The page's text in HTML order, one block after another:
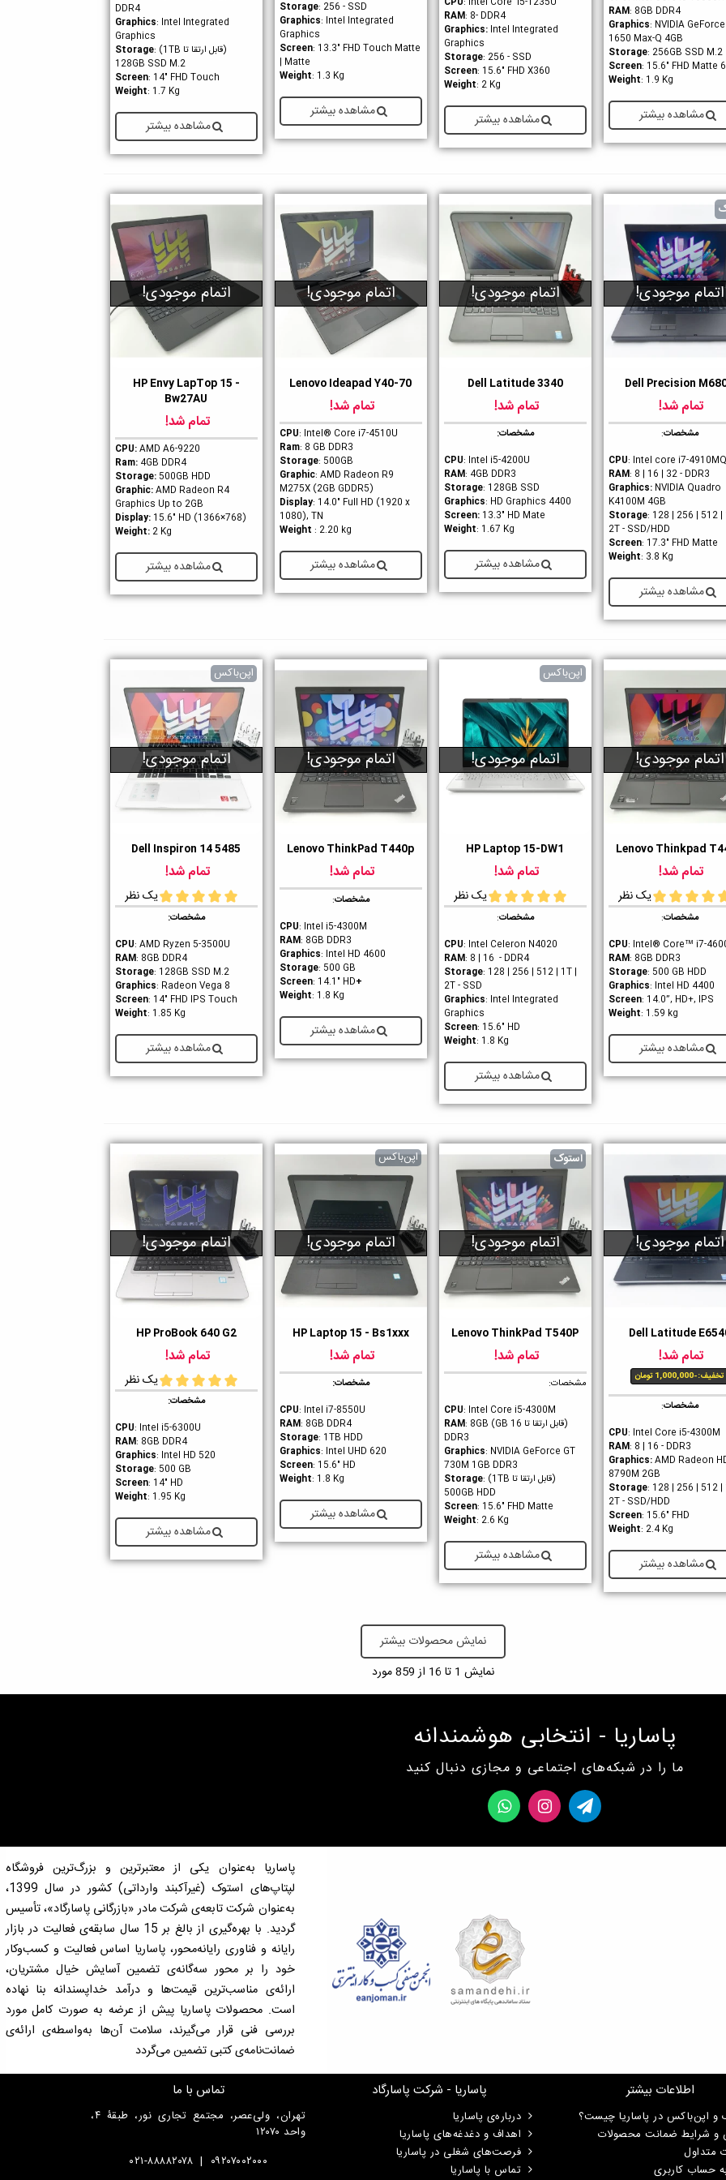
RAM: 8GB DDR4
Graphics: NVIDIA
1650 Max-Q 4GB
Storage: 256GB SSD M.2
Screen: 15.6" FHD Matte
Weight: 1.9 Kg
مشاهده بیشتر
RAM: 8- DDR4
Graphics:Intel Integrated
Graphics
Storage: 256 - SSD
Screen: 15.6" FHD X360
Weight: 2 Kg
مشاهده بیشتر
Storage: 256 - SSD
Graphics: Intel Integrated
Graphics
Screen: 13.3" FHD Touch Matte
| Matte
Weight: 1.3 Kg
مشاهده بیشتر
DDR4
Graphics: Intel Integrated
Graphics
(قابل ارتقا تا 1TB)
:
128GB SSD M.2
Screen: 14" FHD Touch
Weight: 1.7 Kg
مشاهده بیشتر
اتمام موجودی!
داشتنDell Precision
تمام شد!
مشخصات:
CPU: Intel core i7-4910MQ
RAM: 8 | 16 | 32 - DDR3
Graphics: NVIDIA Quadro
K4100M 4GB
Storage: 128 | 256 | 512 |
2T - SSD/HDD
Screen: 17.3" FHD Matte
Weight: 3.8 Kg
مشاهده بیشتر
اتمام موجودی!
دوست داشتن
Dell Latitude 3340
تمام شد!
مشخصات:
CPU: Intel i5-4200U
RAM: 4GB DDR3
Storage: 128GB SSD
Graphics: HD Graphics 4400
Screen:13.3" HD Mate
Weight: 1.67 Kg
مشاهده بیشتر
اتمام موجودی!
دوست داشتن
Lenovo Ideapad Y40-70
تمام شد!
CPU: Intel® Core i7-4510U
Ram: 8 GB DDR3
Storage: 500GB
Graphic: AMD Radeon R9
M275X (2GB GDDR5)
Display: 14.0" Full HD (1920 x
1080), TN
Weight : 2.20 kg
مشاهده بیشتر
اتمام موجودی!
دوست داشتن
HP Envy LapTop 15 -
Bw27AU
تمام شد!
CPU:AMD A6-9220
Ram: 4GB DDR4
Storage: 500GB HDD
Graphic:AMD Radeon R4
Graphics Up to 2GB
Display: 15.6" HD (1366×768)
Weight: 2 Kg
مشاهده بیشتر
اتمام موجودی!
داشتن
Lenovo Thinkpad
تمام شد!
یک نظر
مشخصات:
CPU: Intel® Core™ i7-
RAM: 8GB DDR3
Storage: 500 GB HDD
Graphics: Intel HD 4400
Screen: 14.0”, HD+, IPS
Weight: 1.59 kg
مشاهده بیشتر
اپن‌باکس
اتمام موجودی!
دوست داشتن
HP Laptop 15-DW1
تمام شد!
یک نظر
مشخصات:
CPU: Intel Celeron N4020
RAM: 8 | 16 - DDR4
Storage: 128 | 256 | 512 | 1T |
2T - SSD
Graphics: Intel Integrated
Graphics
Screen: 15.6" HD
Weight: 1.8 Kg
مشاهده بیشتر
اتمام موجودی!
دوست داشتن
Lenovo ThinkPad T440p
تمام شد!
مشخصات:
CPU: Intel i5-4300M
RAM: 8GB DDR3
Graphics: Intel HD 4600
Storage: 500 GB
+Screen
: 14.1" HD
Weight: 1.8 Kg
مشاهده بیشتر
اپن‌باکس
اتمام موجودی!
دوست داشتن
Dell Inspiron 14 5485
تمام شد!
یک نظر
مشخصات:
CPU: AMD Ryzen 5-3500U
RAM: 8GB DDR4
Storage: 128GB SSD M.2
Graphics: Radeon Vega 8
Screen: 14" FHD IPS Touch
Weight: 1.85 Kg
مشاهده بیشتر
اتمام موجودی!
داشتنDell Latitude
تمام شد!
تخفیف:-1,000,000 تومان
مشخصات:
CPU: Intel Core i5-4300M
RAM: 8 | 16 - DDR3
Graphics:AMD Radeon
8790M 2GB
Storage: 128 | 256 | 512 |
2T - SSD/HDD
Screen: 15.6" FHD
Weight: 2.4 Kg
مشاهده بیشتر
استوک
اتمام موجودی!
دوست داشتن
Lenovo ThinkPad T540P
تمام شد!
مشخصات:
CPU: Intel Core i5-4300M
(قابل ارتقا تا 16 GB)
: 8GB
DDR3
Graphics: NVIDIA GeForce GT
730M 1GB DDR3
(قابل ارتقا تا 1TB)
Storage:
500GB HDD
Screen: 15.6" FHD Matte
Weight: 2.6 Kg
مشاهده بیشتر
اپن‌باکس
اتمام موجودی!
دوست داشتن
HP Laptop 15 - Bs1xxx
تمام شد!
مشخصات:
CPU: Intel i7-8550U
RAM: 8GB DDR4
Storage: 1TB HDD
Graphics: Intel UHD 620
Screen: 15.6" HD
Weight: 1.8 Kg
مشاهده بیشتر
اتمام موجودی!
دوست داشتن
HP ProBook 640 G2
تمام شد!
یک نظر
مشخصات:
CPU: Intel i5-6300U
RAM: 8GB DDR4
Graphics: Intel HD 520
Storage: 500 GB
Screen: 14" HD
Weight: 1.95 Kg
مشاهده بیشتر
نمایش محصولات بیشتر
نمایش 1 تا 16 از 859 مورد
پاساریا - انتخابی هوشمندانه
ما را در شبکه‌های اجتماعی و مجازی دنبال کنید
پاساریا به‌عنوان یکی از معتبرترین و بزرگ‌ترین فروشگاه
لپتاپ‌های استوک (غیرآکبند وارداتی) کشور در سال 1399،
به‌عنوان شرکت تابعه‌ی شرکت مادر «بازرگانی پاسارگاد»، تأسیس
گردید. با بهره‌گیری از بالغ بر 15 سال سابقه‌ی فعالیت در بازار
رایانه و فناوری رایانه‌محور، پاساریا اساس فعالیت و کسب‌وکار
خود را بر محور سه‌گانه‌ی تضمین آسایش خیال مشتریان،
ارائه‌ی مناسب‌ترین قیمت‌ها و درآمد خداپسندانه بنا نهاده
است. محصولات پاساریا پیش از عرضه به صورت کامل مورد
بررسی فنی قرار می‌گیرند، سلامت آن‌ها به‌واسطه‌ی ارائه‌ی
ضمانت‌نامه‌ی کتبی تضمین می‌گردد
اطلاعات بیشتر
و اپن‌باکس در پاساریا چیست؟
و شرایط ضمانت محصولات
متداول
حساب کاربری
پاساریا - شرکت پاسارگاد
درباره‌ی پاساریا
اهداف و دغدغه‌های پاساریا
فرصت‌های شغلی در پاساریا
تماس با پاساریا
تماس با ما
تهران، ولی‌عصر، مجتمع تجاری نور، طبقۀ ۴،
واحد ۱۲۰۷۰
۰۹۲۰۷۰۰۲۰۰۰ | ۰۲۱-۸۸۸۸۲۰۷۸